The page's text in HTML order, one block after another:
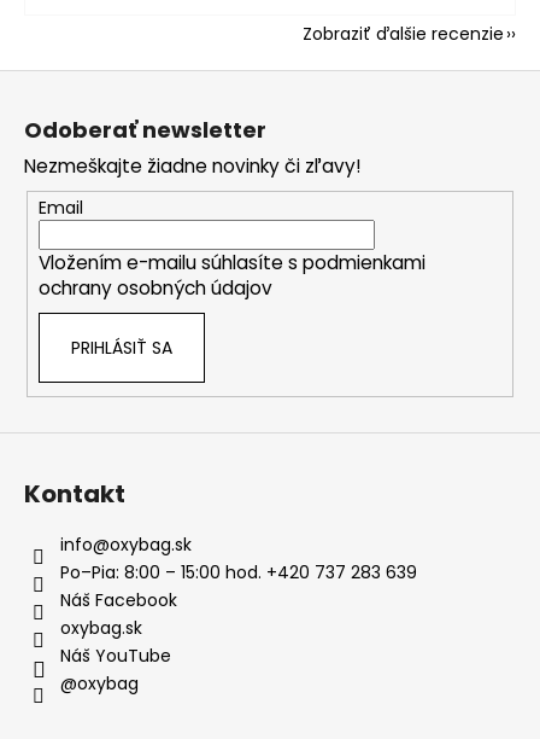
Zobraziť ďalšie recenzie
Z
Odoberať newsletter
Nezmeškajte žiadne novinky či zľavy!
Email
Vložením e-mailu súhlasíte s podmienkami
ochrany osobných údajov
PRIHLÁSIŤ SA
Kontakt
info@oxybag.sk
Po–Pia: 8:00 – 15:00 hod. +420 737 283 639
Náš Facebook
oxybag.sk
Náš YouTube
@oxybag